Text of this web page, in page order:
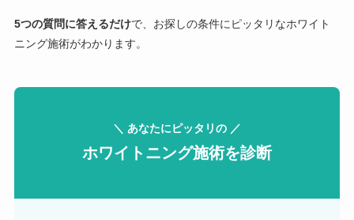
5つの質問に答えるだけで、お探しの条件にピッタリなホワイト
ニング施術がわかります。
＼ あなたにピッタリの ／
ホワイトニング施術を診断